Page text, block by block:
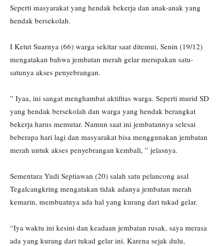
Seperti masyarakat yang hendak bekerja dan anak-anak yang
hendak bersekolah.
I Ketut Suarnya (66) warga sekitar saat ditemui, Senin (19/12)
mengatakan bahwa jembatan merah gelar merupakan satu-
satunya akses penyebrangan.
” Iyaa, ini sangat menghambat aktifitas warga. Seperti murid SD
yang hendak bersekolah dan warga yang hendak berangkat
bekerja harus memutar. Namun saat ini jembatannya selesai
beberapa hari lagi dan masyarakat bisa menggunakan jembatan
merah untuk akses penyebrangan kembali, ” jelasnya.
Sementara Yudi Septiawan (20) salah satu pelancong asal
Tegalcangkring mengatakan tidak adanya jembatan merah
kemarin, membuatnya ada hal yang kurang dari tukad gelar.
“Iya waktu ini kesini dan keadaan jembatan rusak, saya merasa
ada yang kurang dari tukad gelar ini. Karena sejak dulu,